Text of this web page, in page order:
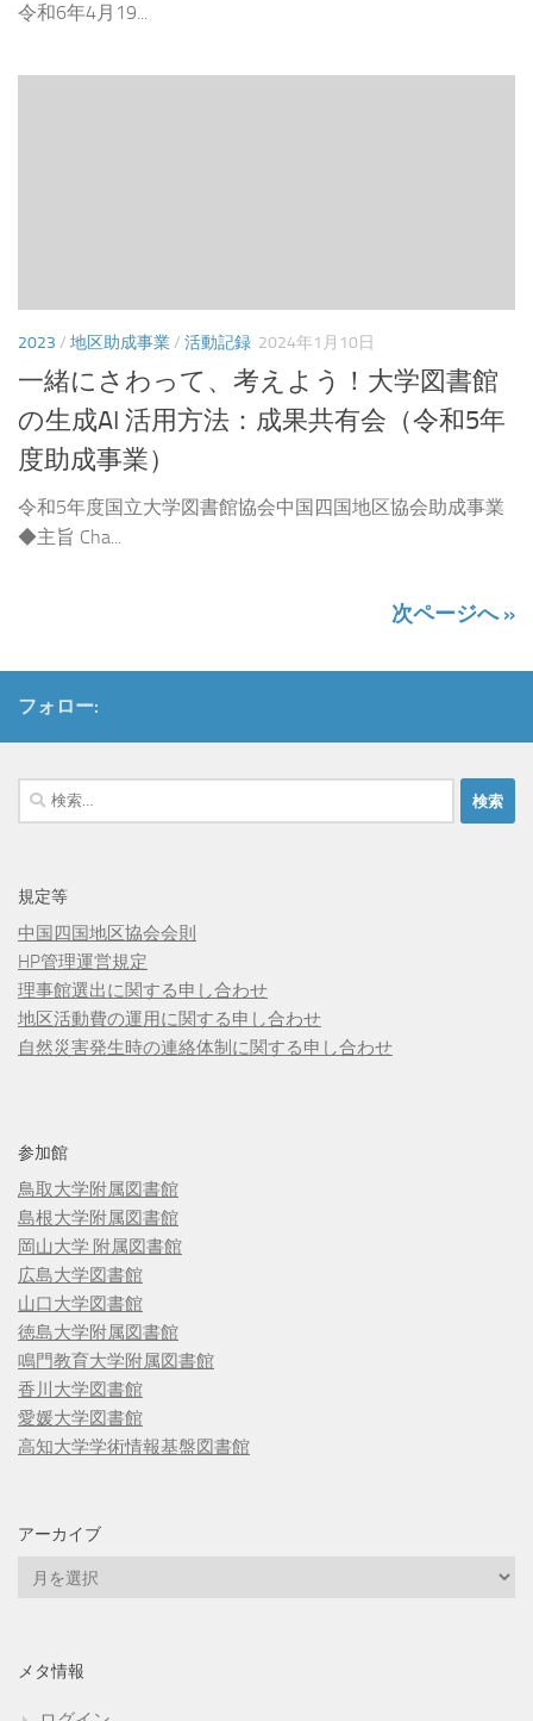
令和6年4月19...
2023 / 地区助成事業/ 活動記録 2024年1月10日
一緒にさわって、考えよう！大学図書館
の生成AI 活用方法：成果共有会（令和5年
度助成事業）
令和5年度国立大学図書館協会中国四国地区協会助成事業
◆主旨 Cha...
次ページへ »
フォロー:
検
索:
規定等
中国四国地区協会会則
HP管理運営規定
理事館選出に関する申し合わせ
地区活動費の運用に関する申し合わせ
自然災害発生時の連絡体制に関する申し合わせ
参加館
鳥取大学附属図書館
島根大学附属図書館
岡山大学 附属図書館
広島大学図書館
山口大学図書館
徳島大学附属図書館
鳴門教育大学附属図書館
香川大学図書館
愛媛大学図書館
高知大学学術情報基盤図書館
アーカイブ
ブ
メタ情報